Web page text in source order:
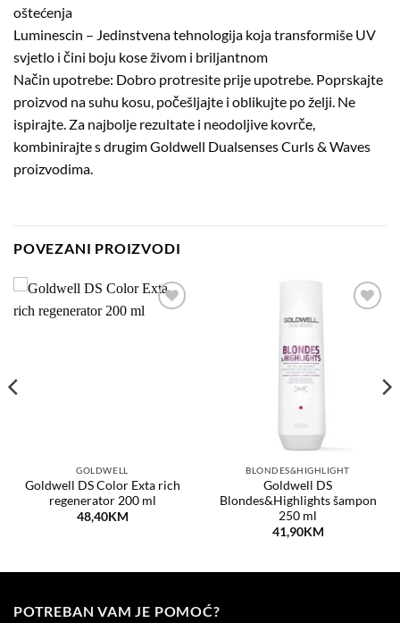
oštećenja
Luminescin – Jedinstvena tehnologija koja transformiše UV
svjetlo i čini boju kose živom i briljantnom
Način upotrebe: Dobro protresite prije upotrebe. Poprskajte
proizvod na suhu kosu, počešljajte i oblikujte po želji. Ne
ispirajte. Za najbolje rezultate i neodoljive kovrče,
kombinirajte s drugim Goldwell Dualsenses Curls & Waves
proizvodima.
POVEZANI PROIZVODI
GOLDWELL
Goldwell DS Color Exta rich
regenerator 200 ml
48,40KM
BLONDES&HIGHLIGHT
Goldwell DS
Blondes&Highlights šampon
250 ml
41,90KM
POTREBAN VAM JE POMOĆ?